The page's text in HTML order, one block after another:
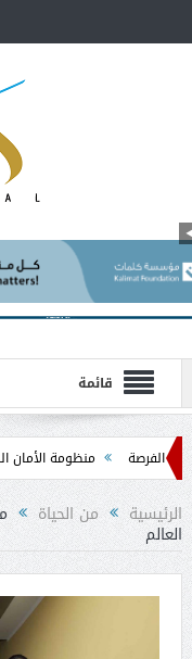
قائمة
منظومة الأمان الذاتي ...
الرئيسية من الحياة
العالم